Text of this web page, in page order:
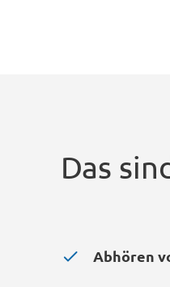
Das
Abhören